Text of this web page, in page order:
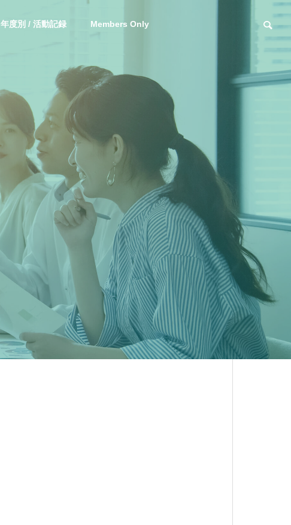
年度別 / 活動記録 Members Only